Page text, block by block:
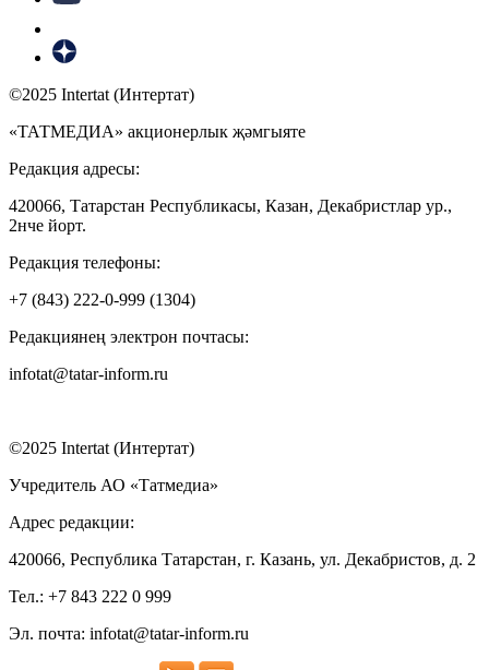
©2025 Intertat (Интертат)
«ТАТМЕДИА» акционерлык җәмгыяте
Редакция адресы:
420066, Татарстан Республикасы, Казан, Декабристлар ур.,
2нче йорт.
Редакция телефоны:
+7 (843) 222-0-999 (1304)
Редакциянең электрон почтасы:
infotat@tatar-inform.ru
©2025 Intertat (Интертат)
Учредитель АО «Татмедиа»
Адрес редакции:
420066, Республика Татарстан, г. Казань, ул. Декабристов, д. 2
Тел.: +7 843 222 0 999
Эл. почта: infotat@tatar-inform.ru